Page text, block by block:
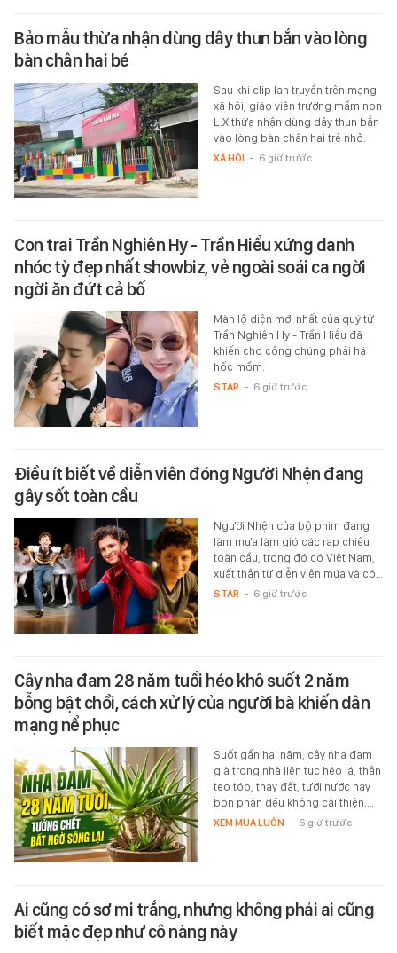
Bảo mẫu thừa nhận dùng dây thun bắn vào lòng
bàn chân hai bé
Sau khi clip lan truyền trên mạng
xã hội, giáo viên trường mầm non
L.X thừa nhận dùng dây thun bắn
vào lòng bàn chân hai trẻ nhỏ.
XÃ HỘI - 6 giờ trước
Con trai Trần Nghiên Hy - Trần Hiểu xứng danh
nhóc tỳ đẹp nhất showbiz, vẻ ngoài soái ca ngời
ngời ăn đứt cả bố
Màn lộ diện mới nhất của quý tử
Trần Nghiên Hy - Trần Hiểu đã
khiến cho công chúng phải há
hốc mồm.
STAR - 6 giờ trước
Điều ít biết về diễn viên đóng Người Nhện đang
gây sốt toàn cầu
Người Nhện của bộ phim đang
làm mưa làm gió các rạp chiếu
toàn cầu, trong đó có Việt Nam,
xuất thân từ diễn viên múa và có…
STAR - 6 giờ trước
Cây nha đam 28 năm tuổi héo khô suốt 2 năm
bỗng bật chồi, cách xử lý của người bà khiến dân
mạng nể phục
Suốt gần hai năm, cây nha đam
già trong nhà liên tục héo lá, thân
teo tóp, thay đất, tưới nước hay
bón phân đều không cải thiện.…
XEM MUA LUÔN - 6 giờ trước
Ai cũng có sơ mi trắng, nhưng không phải ai cũng
biết mặc đẹp như cô nàng này